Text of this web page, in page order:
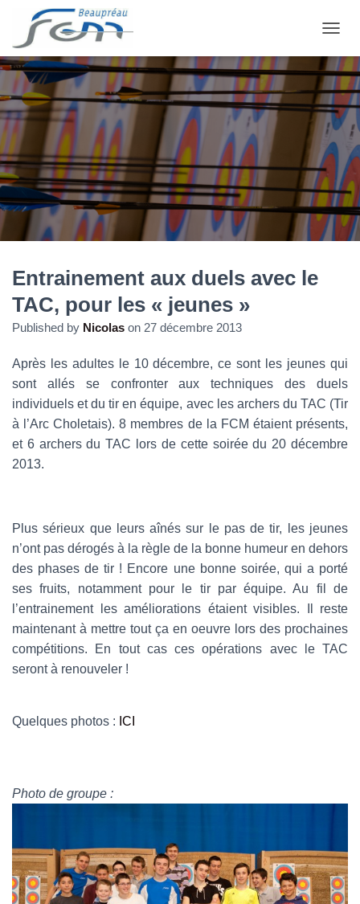
Entrainement aux duels avec le
TAC, pour les « jeunes »
Published by Nicolas on 27 décembre 2013
Après les adultes le 10 décembre, ce sont les jeunes qui
sont allés se confronter aux techniques des duels
individuels et du tir en équipe, avec les archers du TAC (Tir
à l’Arc Choletais). 8 membres de la FCM étaient présents,
et 6 archers du TAC lors de cette soirée du 20 décembre
2013.
Plus sérieux que leurs aînés sur le pas de tir, les jeunes
n’ont pas dérogés à la règle de la bonne humeur en dehors
des phases de tir ! Encore une bonne soirée, qui a porté
ses fruits, notamment pour le tir par équipe. Au fil de
l’entrainement les améliorations étaient visibles. Il reste
maintenant à mettre tout ça en oeuvre lors des prochaines
compétitions. En tout cas ces opérations avec le TAC
seront à renouveler !
Quelques photos : ICI
Photo de groupe :